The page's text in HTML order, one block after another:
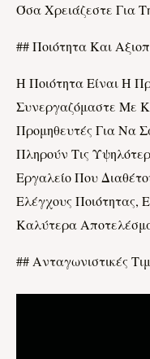
Όσα Χρειάζεστε Για
## Ποιότητα Και
Η Ποιότητα Είναι Η
Συνεργαζόμαστε Με
Προμηθευτές Για Να
Πληρούν Τις
Εργαλείο Που
Ελέγχους Ποιότητας,
Καλύτερα
## Ανταγωνιστικές